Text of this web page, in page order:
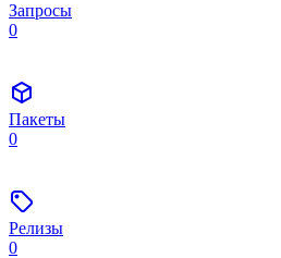
Запросы
0
Пакеты
0
Релизы
0